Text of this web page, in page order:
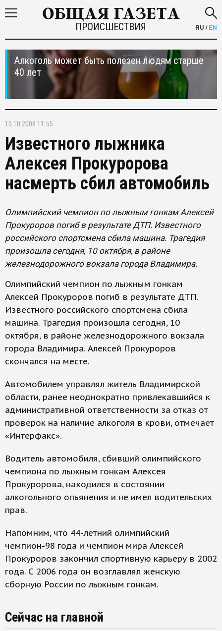
ПРОИСШЕСТВИЯ RU /EN
Алкоголь может быть полезен людям старше
40 лет
10.10.2008 11:55
Известного лыжника
Алексея Прокуророва
насмерть сбил автомобиль
Олимпийский чемпион по лыжным гонкам Алексей
Прокуроров погиб в результате ДТП. Известного
российского спортсмена сбила машина. Трагедия
произошла сегодня, 10 октября, в районе
железнодорожного вокзала города Владимира.
Олимпийский чемпион по лыжным гонкам
Алексей Прокуроров погиб в результате ДТП.
Известного российского спортсмена сбила
машина. Трагедия произошла сегодня, 10
октября, в районе железнодорожного вокзала
города Владимира. Алексей Прокуроров
скончался на месте.
Автомобилем управлял житель Владимирской
области, ранее неоднократно привлекавшийся к
административной ответственности за отказ от
проверок на наличие алкоголя в крови, отмечает
«Интерфакс».
Водитель автомобиля, сбивший олимпийского
чемпиона по лыжным гонкам Алексея
Прокуророва, находился в состоянии
алкогольного опьянения и не имел водительских
прав.
Напомним, что 44-летний олимпийский
чемпион-98 года и чемпион мира Алексей
Прокуроров закончил спортивную карьеру в 2002
года. С 2006 года он возглавлял женскую
сборную России по лыжным гонкам.
Сейчас на главной